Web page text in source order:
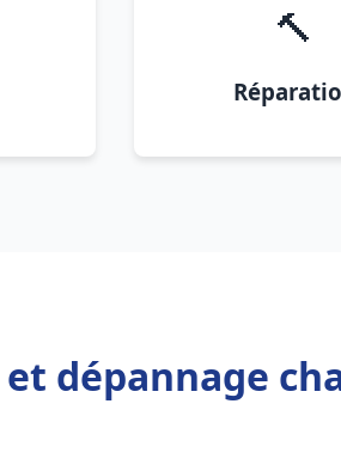
🔨
dépannage